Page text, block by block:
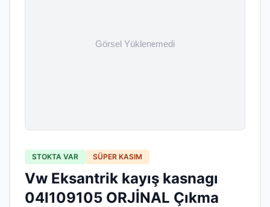
STOKTA VAR SÜPER KASIM
Vw Eksantrik kayış kasnagı
04l109105 ORJİNAL Çıkma